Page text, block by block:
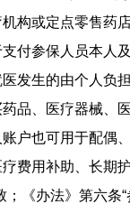
构或定点零售药
付参保人员本人
发生的由个人负
品、医疗器械、
户也可用于配偶
费用补助、长期
；《办法》第六条